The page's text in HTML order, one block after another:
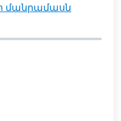
մանրամասն